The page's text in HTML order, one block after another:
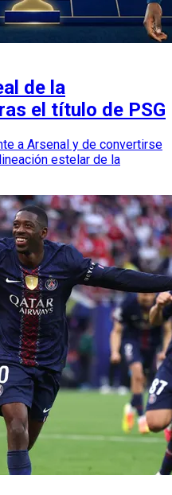
de la
el título de PSG
a Arsenal y de convertirse
estelar de la